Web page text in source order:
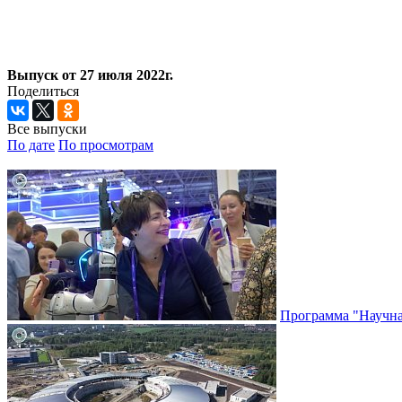
Выпуск от 27 июля 2022г.
Поделиться
Все выпуски
По дате По просмотрам
Программа